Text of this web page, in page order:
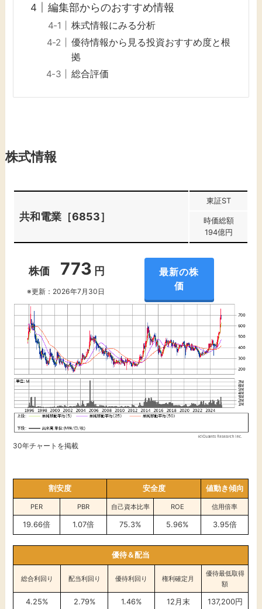
編集部からのおすすめ情報
株式情報にみる分析
優待情報から見る投資おすすめ度と根
拠
総合評価
株式情報
共和電業［6853］
東証ST
時価総額
194億円
株価 773 円
※更新：2026年7月30日
最新の株
価
30年チャートを掲載
割安度 安全度 値動き傾向
PER PBR 自己資本比率 ROE 信用倍率
19.66倍 1.07倍 75.3% 5.96% 3.95倍
優待＆配当
総合利回り 配当利回り 優待利回り 権利確定月
優待最低取得
額
4.25% 2.79% 1.46% 12月末 137,200円